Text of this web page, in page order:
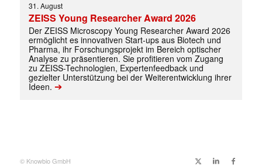
31. August
ZEISS Young Researcher Award 2026
Der ZEISS Microscopy Young Researcher Award 2026
ermöglicht es innovativen Start-ups aus Biotech und
Pharma, ihr Forschungsprojekt im Bereich optischer
Analyse zu präsentieren. Sie profitieren vom Zugang
zu ZEISS-Technologien, Expertenfeedback und
gezielter Unterstützung bei der Weiterentwicklung ihrer
Ideen. ➔
© Knowbio GmbH